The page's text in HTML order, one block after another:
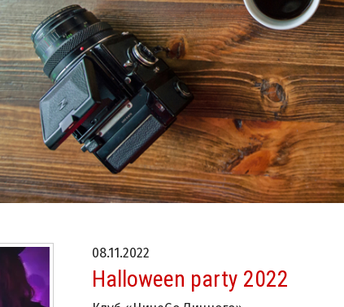
08.11.2022
Halloween party 2022